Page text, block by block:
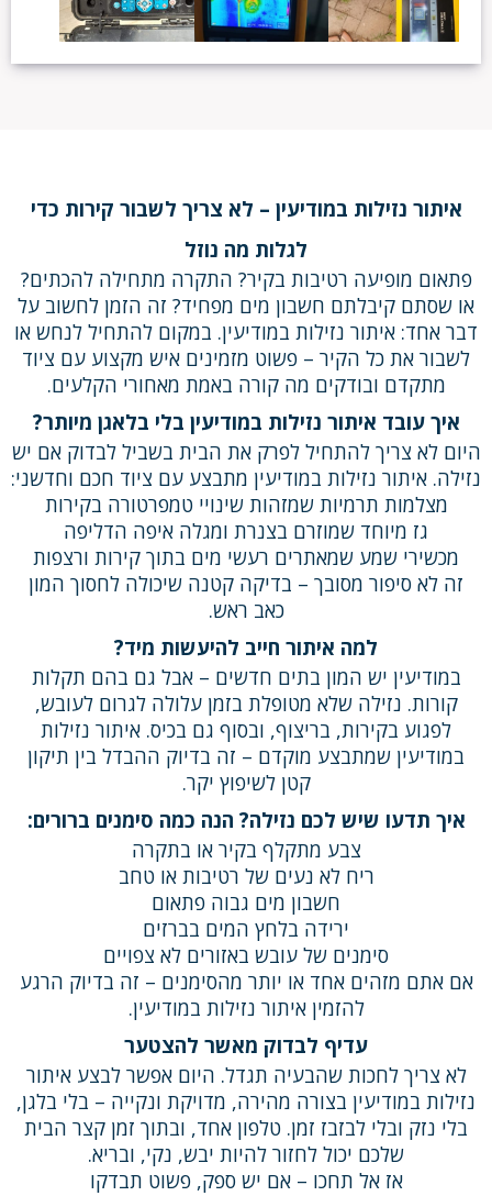
איתור נזילות במודיעין – לא צריך לשבור קירות כדי
לגלות מה נוזל
פתאום מופיעה רטיבות בקיר? התקרה מתחילה להכתים?
או שסתם קיבלתם חשבון מים מפחיד? זה הזמן לחשוב על
דבר אחד: איתור נזילות במודיעין. במקום להתחיל לנחש או
לשבור את כל הקיר – פשוט מזמינים איש מקצוע עם ציוד
מתקדם ובודקים מה קורה באמת מאחורי הקלעים.
איך עובד איתור נזילות במודיעין בלי בלאגן מיותר?
היום לא צריך להתחיל לפרק את הבית בשביל לבדוק אם יש
נזילה. איתור נזילות במודיעין מתבצע עם ציוד חכם וחדשני:
מצלמות תרמיות שמזהות שינויי טמפרטורה בקירות
גז מיוחד שמוזרם בצנרת ומגלה איפה הדליפה
מכשירי שמע שמאתרים רעשי מים בתוך קירות ורצפות
זה לא סיפור מסובך – בדיקה קטנה שיכולה לחסוך המון
כאב ראש.
למה איתור חייב להיעשות מיד?
במודיעין יש המון בתים חדשים – אבל גם בהם תקלות
קורות. נזילה שלא מטופלת בזמן עלולה לגרום לעובש,
לפגוע בקירות, בריצוף, ובסוף גם בכיס. איתור נזילות
במודיעין שמתבצע מוקדם – זה בדיוק ההבדל בין תיקון
קטן לשיפוץ יקר.
איך תדעו שיש לכם נזילה? הנה כמה סימנים ברורים:
צבע מתקלף בקיר או בתקרה
ריח לא נעים של רטיבות או טחב
חשבון מים גבוה פתאום
ירידה בלחץ המים בברזים
סימנים של עובש באזורים לא צפויים
אם אתם מזהים אחד או יותר מהסימנים – זה בדיוק הרגע
להזמין איתור נזילות במודיעין.
עדיף לבדוק מאשר להצטער
לא צריך לחכות שהבעיה תגדל. היום אפשר לבצע איתור
נזילות במודיעין בצורה מהירה, מדויקת ונקייה – בלי בלגן,
בלי נזק ובלי לבזבז זמן. טלפון אחד, ובתוך זמן קצר הבית
שלכם יכול לחזור להיות יבש, נקי, ובריא.
אז אל תחכו – אם יש ספק, פשוט תבדקו